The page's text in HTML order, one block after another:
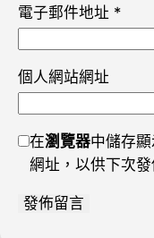
電子郵件地址 *
個人網站網址
在瀏覽器中儲存
網址，以供下次發